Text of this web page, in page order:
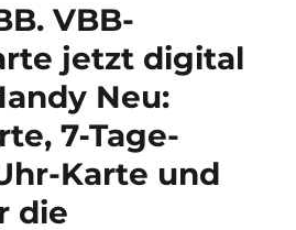
VBB-
jetzt digital
Neu:
7‑Tage-
Karte und
die